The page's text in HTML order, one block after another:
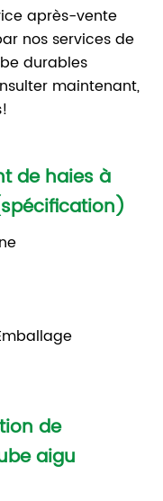
après-vente
nos services de
durables
maintenant,
de haies à
de
aigu